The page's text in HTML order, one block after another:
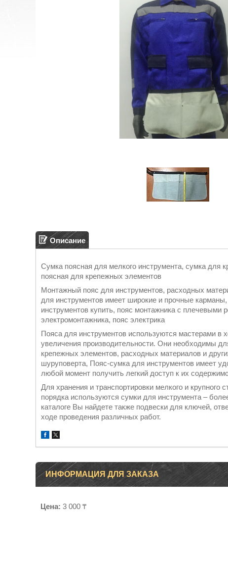
Описание
Сумка поясная для мелкого инструмента, сумка
поясная для крепежных элементов
Монтажный пояс для инструментов, расходных
для инструментов имеет широкие и прочные
инструментов купить, пояс монтажника с плечевыми
электромонтажника, пояс электрика
Пояса для инструментов используются мастерами в
увеличения производительности. Они необходимы
крепежных элементов, расходных материалов и
шуруповерта, Пояс-сумка для инструментов имеет
любой момент получить легкий доступ к их
Для хранения и транспортировки мелкого и крупного
порядка используются сумки для инструмента –
каталоге Вы найдете также подвески для ключей,
ходе проведения различных работ.
ИНФОРМАЦИЯ ДЛЯ ЗАКАЗА
Цена: 3 000 ₸